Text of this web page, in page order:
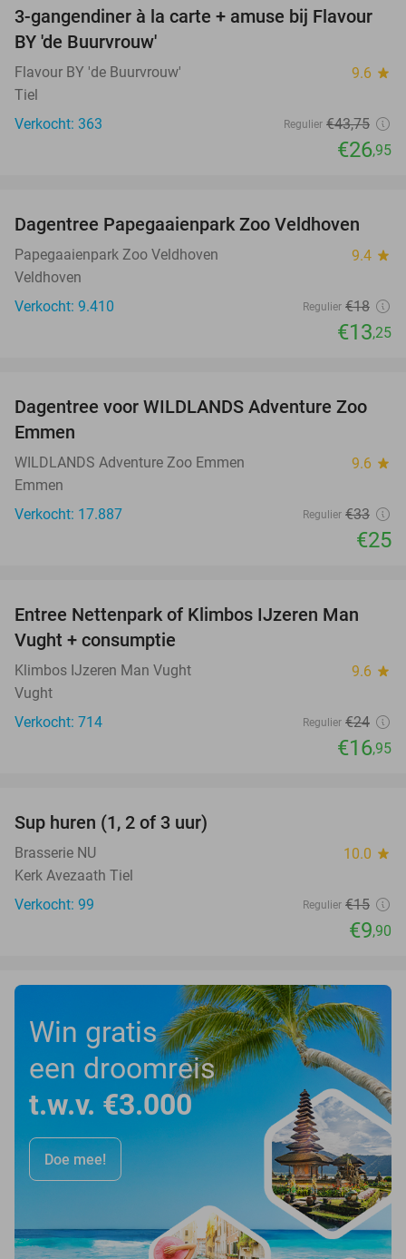
38%
3-gangendiner à la carte + amuse bij Flavour
BY 'de Buurvrouw'
Flavour BY 'de Buurvrouw' 9.6 star
Tiel
Verkocht: 363
Regulier €43,75
€26,95
26%
Dagentree Papegaaienpark Zoo Veldhoven
Papegaaienpark Zoo Veldhoven 9.4 star
Veldhoven
Verkocht: 9.410
Regulier €18
€13,25
24%
Dagentree voor WILDLANDS Adventure Zoo
Emmen
WILDLANDS Adventure Zoo Emmen 9.6 star
Emmen
Verkocht: 17.887
Regulier €33
€25
29%
Entree Nettenpark of Klimbos IJzeren Man
Vught + consumptie
Klimbos IJzeren Man Vught 9.6 star
Vught
Verkocht: 714
Regulier €24
€16,95
Sup huren (1, 2 of 3 uur)
Brasserie NU 10.0 star
Kerk Avezaath Tiel
Verkocht: 99
Regulier €15
€9,90
Win gratis
een droomreis
t.w.v. €3.000
Doe mee!